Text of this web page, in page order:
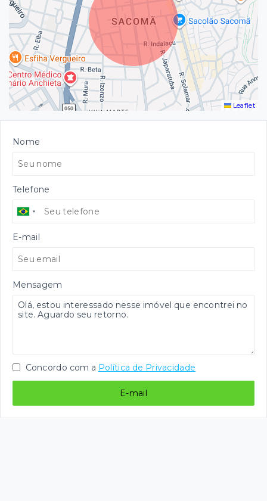
Leaflet
Nome
Telefone
E-mail
Mensagem
Concordo com a Política de Privacidade
E-mail